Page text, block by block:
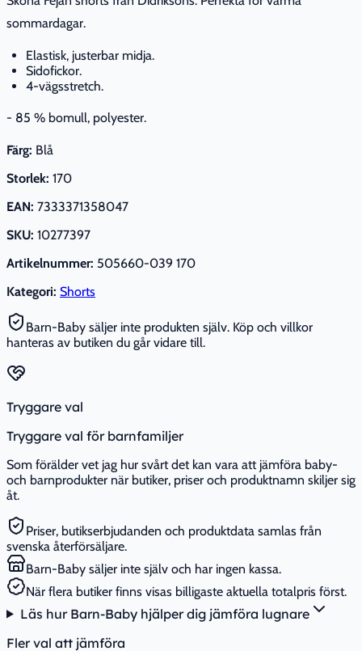
sommardagar.
Elastisk, justerbar midja.
Sidofickor.
4-vägsstretch.
- 85 % bomull, polyester.
Färg: Blå
Storlek: 170
EAN: 7333371358047
SKU: 10277397
Artikelnummer: 505660-039 170
Kategori: Shorts
Barn-Baby säljer inte produkten själv. Köp och villkor
hanteras av butiken du går vidare till.
Tryggare val
Tryggare val för barnfamiljer
Som förälder vet jag hur svårt det kan vara att jämföra baby-
och barnprodukter när butiker, priser och produktnamn skiljer sig
åt.
Priser, butikserbjudanden och produktdata samlas från
svenska återförsäljare.
Barn-Baby säljer inte själv och har ingen kassa.
När flera butiker finns visas billigaste aktuella totalpris först.
Läs hur Barn-Baby hjälper dig jämföra lugnare
Fler val att jämföra